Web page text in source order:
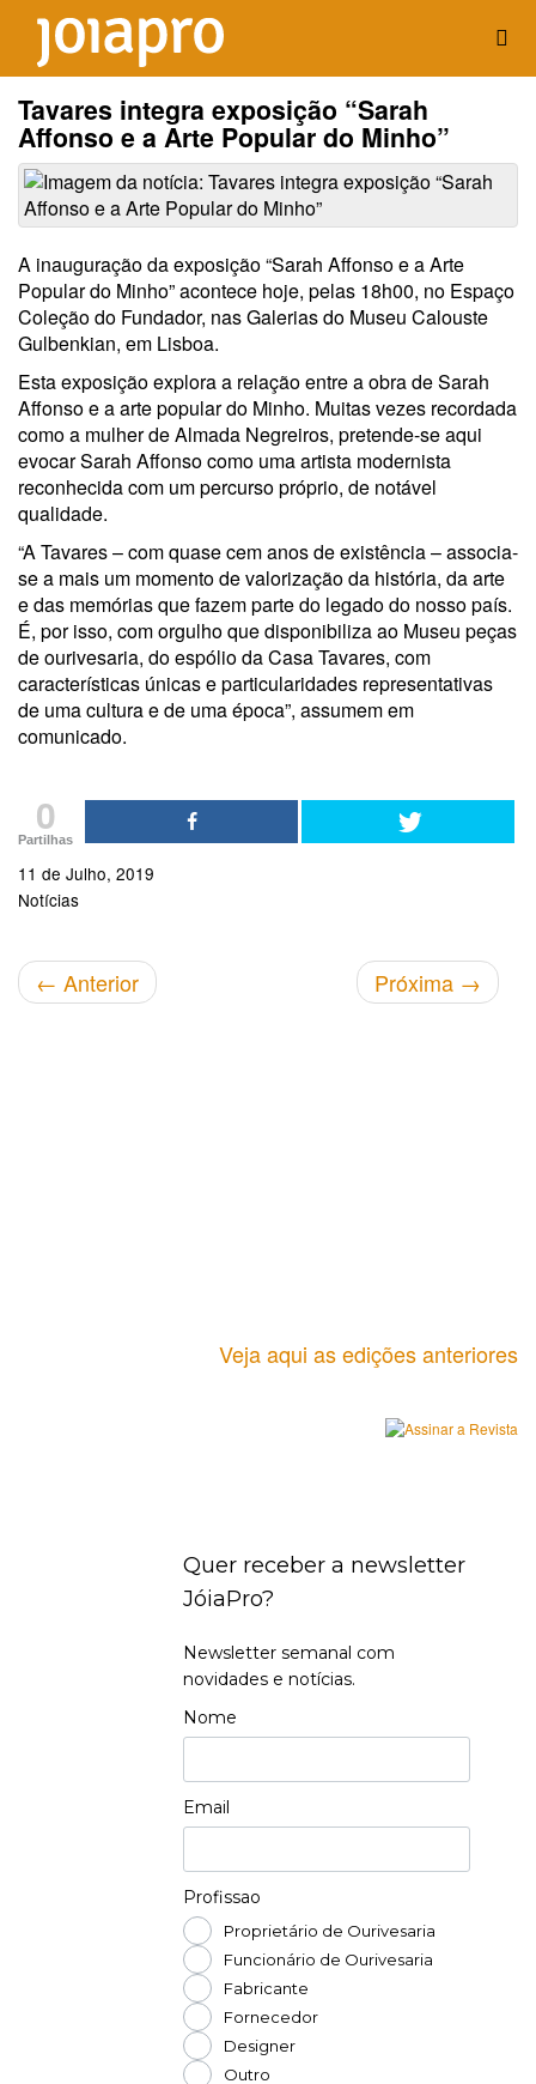
Tavares integra exposição “Sarah
Affonso e a Arte Popular do Minho”
A inauguração da exposição “Sarah Affonso e a Arte
Popular do Minho” acontece hoje, pelas 18h00, no Espaço
Coleção do Fundador, nas Galerias do Museu Calouste
Gulbenkian, em Lisboa.
Esta exposição explora a relação entre a obra de Sarah
Affonso e a arte popular do Minho. Muitas vezes recordada
como a mulher de Almada Negreiros, pretende-se aqui
evocar Sarah Affonso como uma artista modernista
reconhecida com um percurso próprio, de notável
qualidade.
“A Tavares – com quase cem anos de existência – associa-
se a mais um momento de valorização da história, da arte
e das memórias que fazem parte do legado do nosso país.
É, por isso, com orgulho que disponibiliza ao Museu peças
de ourivesaria, do espólio da Casa Tavares, com
características únicas e particularidades representativas
de uma cultura e de uma época”, assumem em
comunicado.
0
Partilhas
11 de Julho, 2019
Notícias
← Anterior Próxima →
Veja aqui as edições anteriores